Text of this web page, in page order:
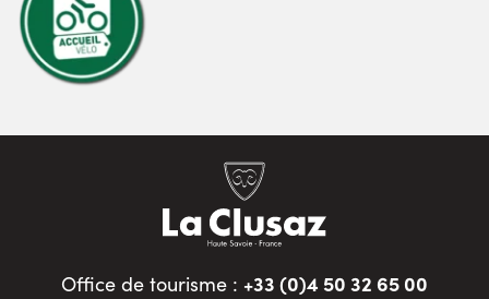
Office de tourisme : +33 (0)4 50 32 65 00